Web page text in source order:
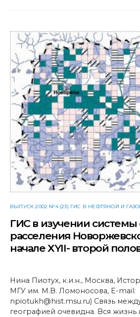
ВЫПУСК 2002 №4 (23) ГИС В НЕФТЯНОЙ И
ГИС в изучении системы
расселения
начале ХYII- второй
Нина Пиотух, к.и.н., Москва,
МГУ им. М.В. Ломоносова, E-mail:
npiotukh@hist.msu.ru) Связь
географией очевидна. Вся